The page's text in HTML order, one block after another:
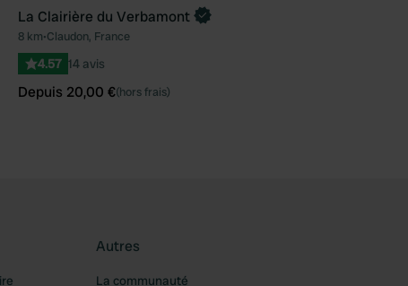
Reserve maintenant
La Clairière du Verbamont
8 km•Claudon, France
4.57 14 avis
Depuis 20,00 €(hors frais)
Autres
La communauté